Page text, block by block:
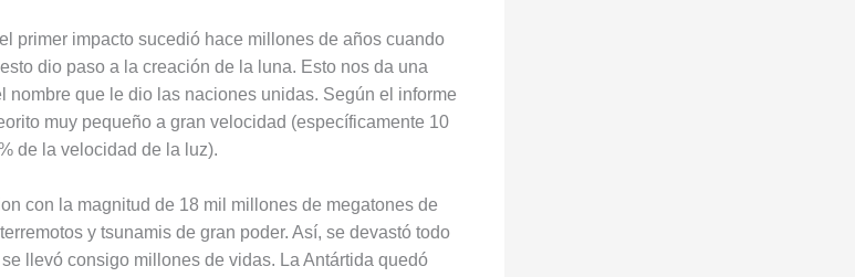
el primer impacto sucedió hace millones de años cuando
dio paso a la creación de la luna. Esto nos da una
nombre que le dio las naciones unidas. Según el informe
muy pequeño a gran velocidad (específicamente 10
de la velocidad de la luz).
con la magnitud de 18 mil millones de megatones de
y tsunamis de gran poder. Así, se devastó todo
llevó consigo millones de vidas. La Antártida quedó